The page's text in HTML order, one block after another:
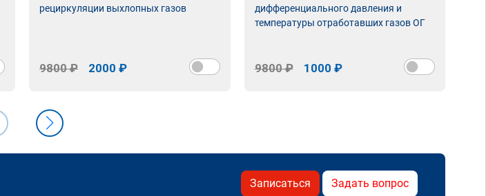
рециркуляции выхлопных газов
9800 ₽ 2000 ₽
дифференциального давления и
температуры отработавших газов ОГ
9800 ₽ 1000 ₽
Записаться Задать вопрос